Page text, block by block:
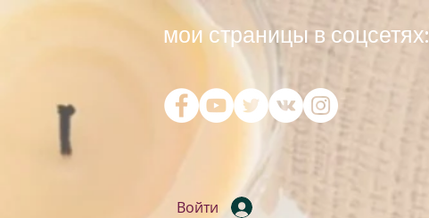
мои страницы в соцсетях:
Войти